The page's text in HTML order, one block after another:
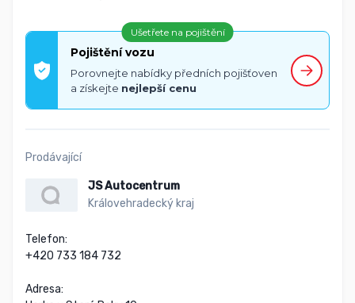
Ušetřete na pojištění
Pojištění vozu
Porovnejte nabídky předních pojišťoven
a získejte nejlepší cenu
Prodávající
JS Autocentrum
Královehradecký kraj
Telefon:
+420 733 184 732
Adresa: